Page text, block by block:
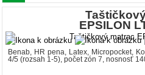
EPSILON
Benab, HR pena, Latex, Micropocket,
4/5 (rozsah 1-5), počet zón 7, nosnosť